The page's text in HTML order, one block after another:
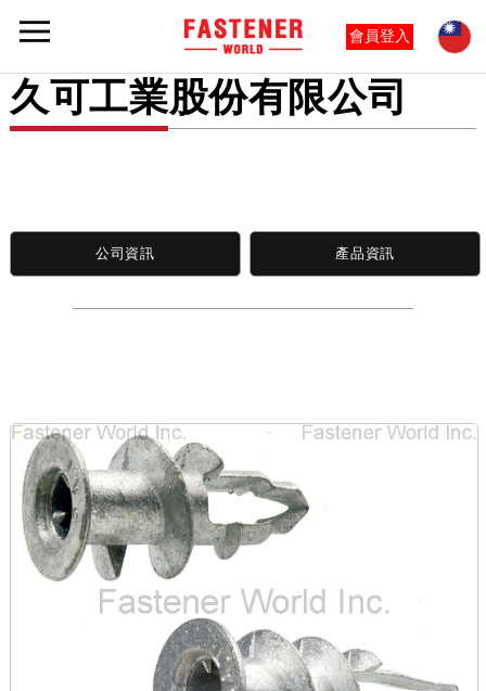
會員登入
久可工業股份有限公司
公司資訊 產品資訊